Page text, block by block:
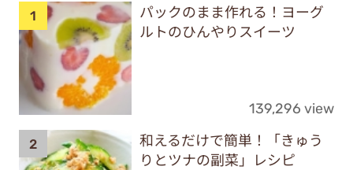
パックのまま作れる！ヨーグ
ルトのひんやりスイーツ
139,296 view
和えるだけで簡単！「きゅう
りとツナの副菜」レシピ